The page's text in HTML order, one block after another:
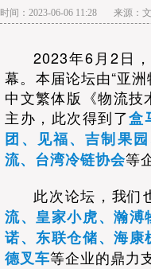
时间：2023-06-06 11:28 来源：
2023年6月2日
幕。本届论坛由“亚
中文繁体版《物流
主办，此次得到了盒
团、见福、吉制果
流、台湾冷链协会等
此次论坛，我们
流、皇家小虎、瀚
诺、东联仓储、海
德叉车等企业的鼎力